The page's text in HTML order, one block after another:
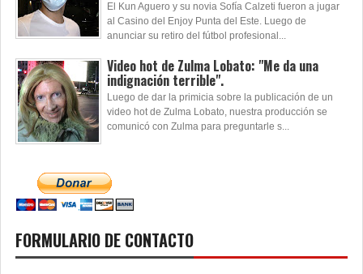
El Kun Aguero y su novia Sofía Calzeti fueron a jugar
al Casino del Enjoy Punta del Este. Luego de
anunciar su retiro del fútbol profesional...
Video hot de Zulma Lobato: "Me da una
indignación terrible".
Luego de dar la primicia sobre la publicación de un
video hot de Zulma Lobato, nuestra producción se
comunicó con Zulma para preguntarle s...
FORMULARIO DE CONTACTO